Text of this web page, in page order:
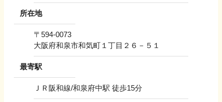
所在地
〒 594-0073
大阪府和泉市和気町１丁目２６－５１
最寄駅
ＪＲ阪和線/和泉府中駅 徒歩15分